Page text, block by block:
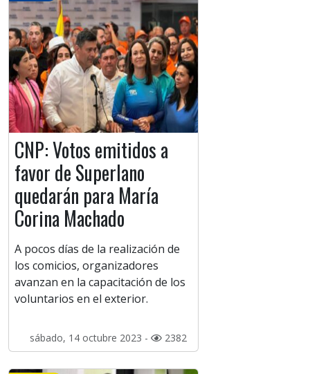
CNP: Votos emitidos a
favor de Superlano
quedarán para María
Corina Machado
A pocos días de la realización de
los comicios, organizadores
avanzan en la capacitación de los
voluntarios en el exterior.
sábado, 14 octubre 2023 - 2382